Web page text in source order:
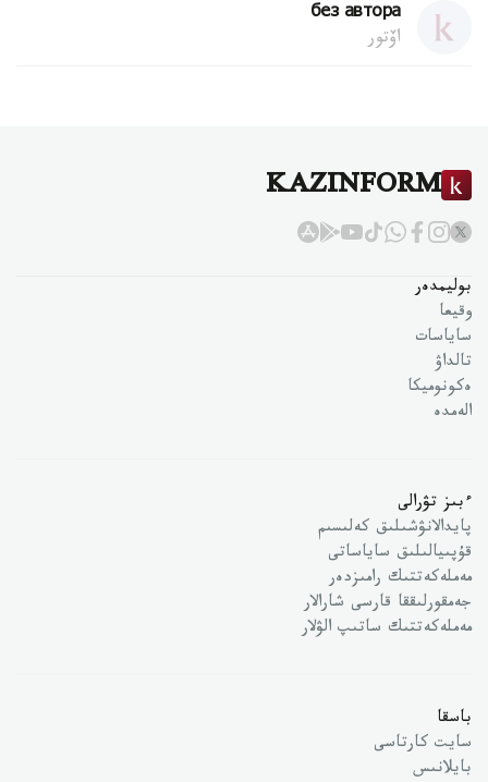
без автора
اۆتور
KAZINFORM
بوليمدەر
وقيعا
ساياسات
تالداۋ
ەكونوميكا
الەمدە
ءبىز تۋرالى
پايدالانۋشىلىق كەلىسىم
قۇپىيالىلىق ساياساتى
مەملەكەتتىك رامىزدەر
جەمقورلىققا قارسى شارالار
مەملەكەتتىك ساتىپ الۋلار
باسقا
سايت كارتاسى
بايلانىس